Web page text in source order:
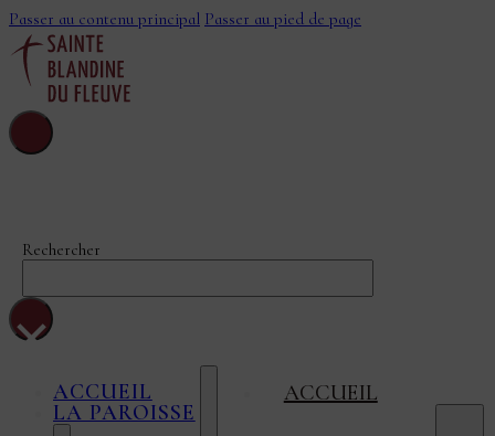
Passer au contenu principal Passer au pied de page
Rechercher
×
ACCUEIL
LA PAROISSE
ACCUEIL